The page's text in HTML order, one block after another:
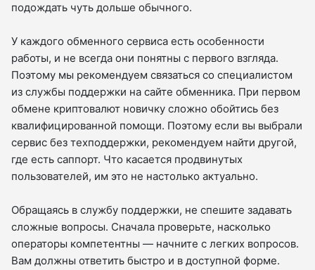
подождать чуть дольше обычного.
У каждого обменного сервиса есть особенности
работы, и не всегда они понятны с первого взгляда.
Поэтому мы рекомендуем связаться со специалистом
из службы поддержки на сайте обменника. При первом
обмене криптовалют новичку сложно обойтись без
квалифицированной помощи. Поэтому если вы выбрали
сервис без техподдержки, рекомендуем найти другой,
где есть саппорт. Что касается продвинутых
пользователей, им это не настолько актуально.
Обращаясь в службу поддержки, не спешите задавать
сложные вопросы. Сначала проверьте, насколько
операторы компетентны — начните с легких вопросов.
Вам должны ответить быстро и в доступной форме.